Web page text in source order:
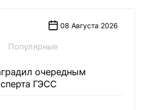
08 Августа 2026
Популярные
очередным
ГЭСС